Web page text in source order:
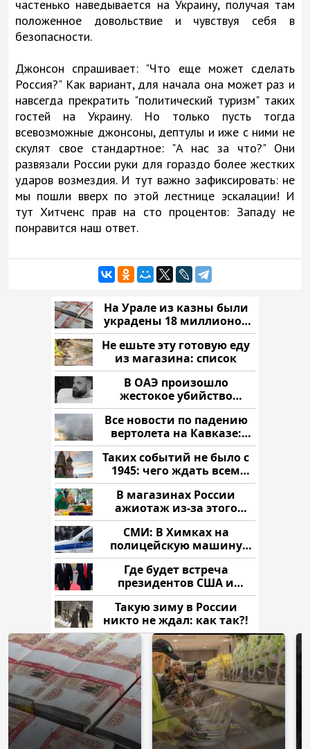
частенько наведывается на Украину, получая там
положенное довольствие и чувствуя себя в
безопасности.
Джонсон спрашивает: "Что еще может сделать
Россия?" Как вариант, для начала она может раз и
навсегда прекратить "политический туризм" таких
гостей на Украину. Но только пусть тогда
всевозможные джонсоны, дептулы и иже с ними не
скулят свое стандартное: "А нас за что?" Они
развязали России руки для гораздо более жестких
ударов возмездия. И тут важно зафиксировать: не
мы пошли вверх по этой лестнице эскалации! И
тут Хитченс прав на сто процентов: Западу не
понравится наш ответ.
На Урале из казны были
украдены 18 миллионов
рублей
Не ешьте эту готовую еду
из магазина: список
В ОАЭ произошло
жестокое убийство
криптомиллионера
Все новости по падению
вертолета на Кавказе:
читать здесь
Таких событий не было с
1945: чего ждать всем
нам?
В магазинах России
ажиотаж из-за этого
продукта: что купить?
СМИ: В Химках на
полицейскую машину
напали и подожгли.
Где будет встреча
президентов США и
России: Европа?
Такую зиму в России
никто не ждал: как так?!